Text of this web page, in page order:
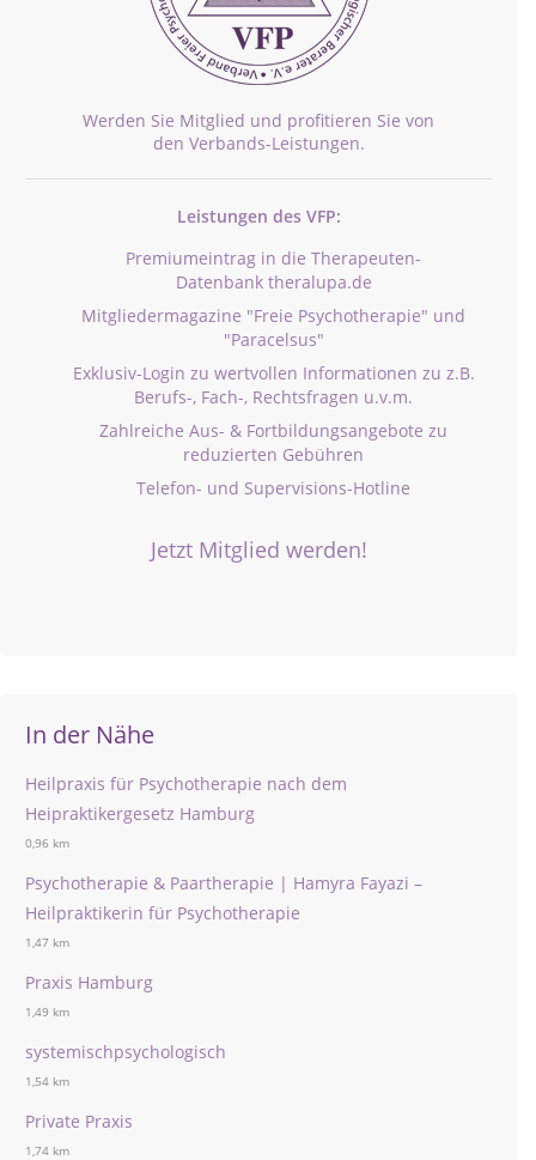
Werden Sie Mitglied und profitieren Sie von
den Verbands-Leistungen.
Leistungen des VFP:
Premiumeintrag in die Therapeuten-
Datenbank theralupa.de
Mitgliedermagazine "Freie Psychotherapie" und
"Paracelsus"
Exklusiv-Login zu wertvollen Informationen zu z.B.
Berufs-, Fach-, Rechtsfragen u.v.m.
Zahlreiche Aus- & Fortbildungsangebote zu
reduzierten Gebühren
Telefon- und Supervisions-Hotline
Jetzt Mitglied werden!
In der Nähe
Heilpraxis für Psychotherapie nach dem
Heipraktikergesetz Hamburg
0,96 km
Psychotherapie & Paartherapie | Hamyra Fayazi –
Heilpraktikerin für Psychotherapie
1,47 km
Praxis Hamburg
1,49 km
systemischpsychologisch
1,54 km
Private Praxis
1,74 km